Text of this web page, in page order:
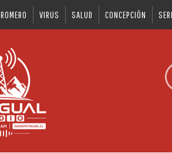
VIRUS SALUD CONCEPCIÓN